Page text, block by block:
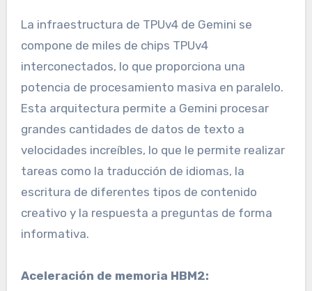
La infraestructura de TPUv4 de Gemini se
compone de miles de chips TPUv4
interconectados, lo que proporciona una
potencia de procesamiento masiva en paralelo.
Esta arquitectura permite a Gemini procesar
grandes cantidades de datos de texto a
velocidades increíbles, lo que le permite realizar
tareas como la traducción de idiomas, la
escritura de diferentes tipos de contenido
creativo y la respuesta a preguntas de forma
informativa.
Aceleración de memoria HBM2: